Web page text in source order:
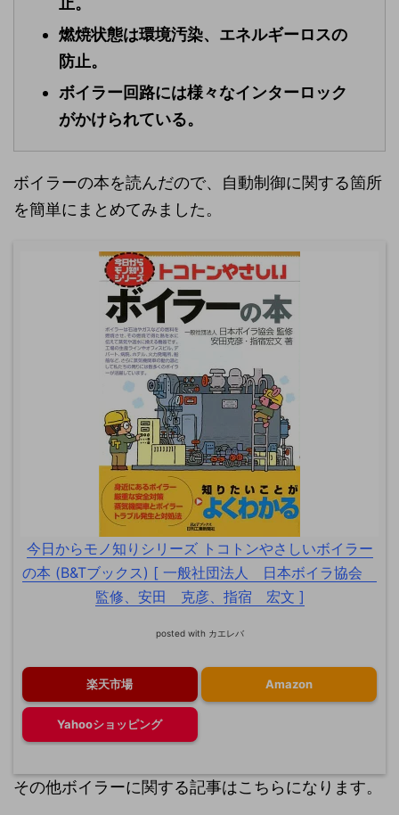
燃焼状態は環境汚染、エネルギーロスの
防止。
ボイラー回路には様々なインターロック
がかけられている。
ボイラーの本を読んだので、自動制御に関する箇所
を簡単にまとめてみました。
今日からモノ知りシリーズ トコトンやさしいボイラー
の本 (B&Tブックス) [ 一般社団法人 日本ボイラ協会
監修、安田 克彦、指宿 宏文 ]
posted with カエレバ
楽天市場 Amazon
Yahooショッピング
その他ボイラーに関する記事はこちらになります。